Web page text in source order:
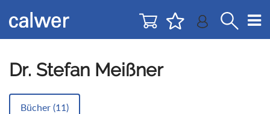
zur
Navigation
zum
Inhalt
Dr. Stefan Meißner
Bücher (11)